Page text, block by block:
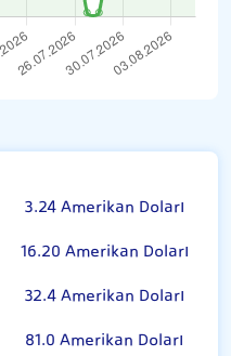
3.24 Amerikan Doları
16.20 Amerikan Doları
32.4 Amerikan Doları
81.0 Amerikan Doları